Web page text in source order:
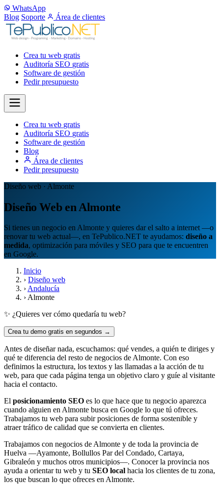
WhatsApp
Blog Soporte Área de clientes
Crea tu web gratis
Auditoría SEO gratis
Software de gestión
Pedir presupuesto
Crea tu web gratis
Auditoría SEO gratis
Software de gestión
Blog
Área de clientes
Pedir presupuesto
Diseño web · Almonte
Diseño Web en Almonte
Si tienes un negocio en Almonte y quieres dar el salto a internet —o
renovar tu web actual—, en TePublico.NET te ayudamos: diseño a
medida, optimización para móviles y SEO para que te encuentren
en Google.
Inicio
› Diseño web
› Andalucía
› Almonte
✨ ¿Quieres ver cómo quedaría tu web?
Crea tu demo gratis en segundos →
Antes de diseñar nada, escuchamos: qué vendes, a quién te diriges y
qué te diferencia del resto de negocios de Almonte. Con eso
definimos la estructura, los textos y las llamadas a la acción de tu
web, para que cada página tenga un objetivo claro y guíe al visitante
hacia el contacto.
El posicionamiento SEO es lo que hace que tu negocio aparezca
cuando alguien en Almonte busca en Google lo que tú ofreces.
Trabajamos tu web para subir posiciones de forma sostenible y
atraer tráfico de calidad que se convierta en clientes.
Trabajamos con negocios de Almonte y de toda la provincia de
Huelva —Ayamonte, Bollullos Par del Condado, Cartaya,
Gibraleón y muchos otros municipios—. Conocer la provincia nos
ayuda a orientar tu web y tu SEO local hacia los clientes de tu zona,
los que buscan lo que ofreces en Almonte.